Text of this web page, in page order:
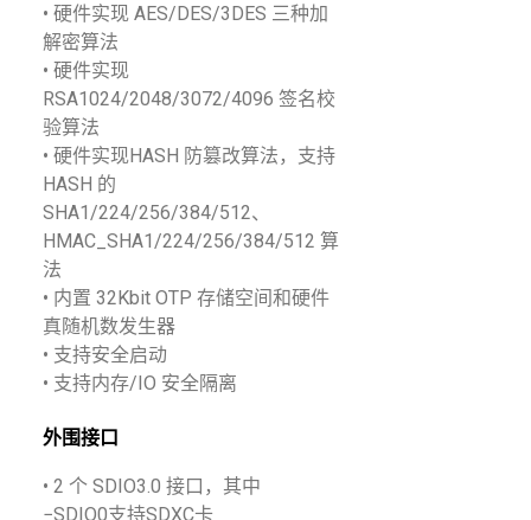
• 硬件实现 AES/DES/3DES 三种加
解密算法
• 硬件实现
RSA1024/2048/3072/4096 签名校
验算法
• 硬件实现HASH 防篡改算法，支持
HASH 的
SHA1/224/256/384/512、
HMAC_SHA1/224/256/384/512 算
法
• 内置 32Kbit OTP 存储空间和硬件
真随机数发生器
• 支持安全启动
• 支持内存/IO 安全隔离
外围接口
• 2 个 SDIO3.0 接口，其中
−SDIO0支持SDXC卡